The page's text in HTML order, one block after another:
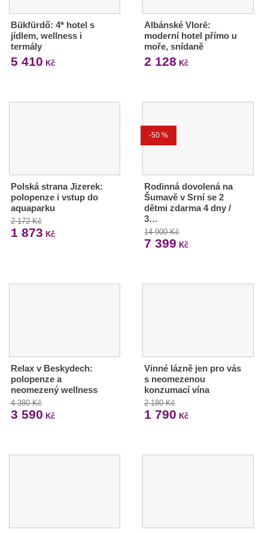
Bükfürdő: 4* hotel s
jídlem, wellness i
termály
5 410 Kč
Albánské Vlorë:
moderní hotel přímo u
moře, snídaně
2 128 Kč
Polská strana Jizerek:
polopenze i vstup do
aquaparku
2 172 Kč
1 873 Kč
-50 %
Rodinná dovolená na
Šumavě v Srní se 2
dětmi zdarma 4 dny /
3…
14 900 Kč
7 399 Kč
Relax v Beskydech:
polopenze a
neomezený wellness
4 380 Kč
3 590 Kč
Vinné lázně jen pro vás
s neomezenou
konzumací vína
2 180 Kč
1 790 Kč